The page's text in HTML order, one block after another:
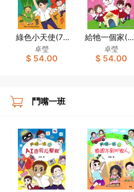
綠色小天使(7)
[鬥嘴一班]
卓瑩
$ 54.00
給牠一個家(6)
[鬥嘴一班]
卓瑩
$ 54.00
鬥嘴一班